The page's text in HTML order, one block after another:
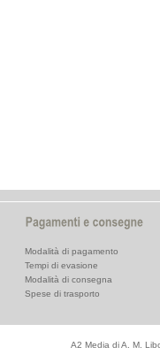
Modalità di pagamento
Tempi di evasione
Modalità di consegna
Spese di trasporto
A2 Media di A. M.